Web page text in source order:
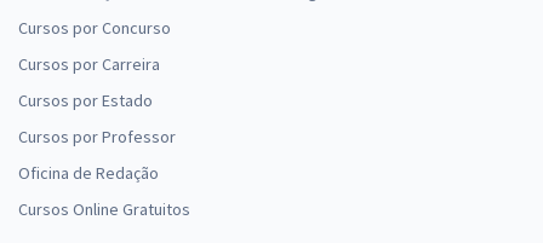
Cursos por Concurso
Cursos por Carreira
Cursos por Estado
Cursos por Professor
Oficina de Redação
Cursos Online Gratuitos